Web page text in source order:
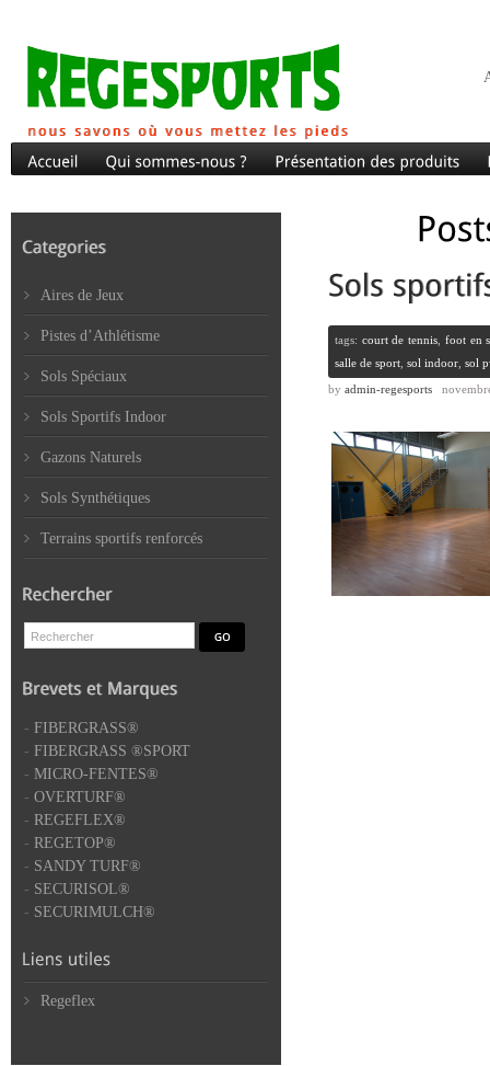
tags: court de tennis foot en
salle de sport sol indoor sol
by admin-regesports
Aires de Jeux
Pistes d’Athlétisme
Sols Spéciaux
Sols Sportifs Indoor
Gazons Naturels
Sols Synthétiques
Terrains sportifs renforcés
- FIBERGRASS®
- FIBERGRASS ®SPORT
- MICRO-FENTES®
- OVERTURF®
- REGEFLEX®
- REGETOP®
- SANDY TURF®
- SECURISOL®
- SECURIMULCH®
Regeflex